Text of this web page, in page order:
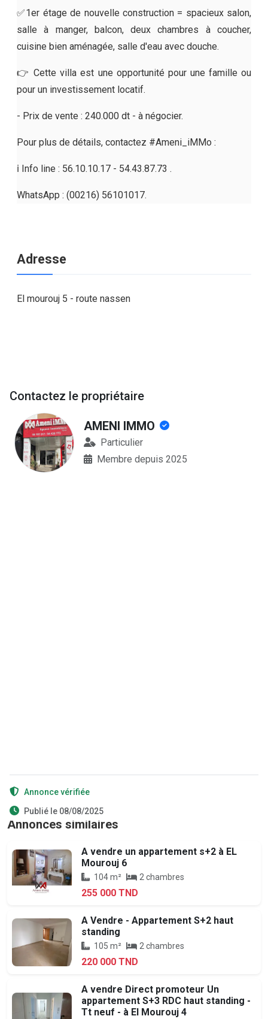
✅1er étage de nouvelle construction = spacieux salon,
salle à manger, balcon, deux chambres à coucher,
cuisine bien aménagée, salle d'eau avec douche.
👉 Cette villa est une opportunité pour une famille ou
pour un investissement locatif.
- Prix de vente : 240.000 dt - à négocier.
Pour plus de détails, contactez #Ameni_iMMo :
ℹ️ Info line : 56.10.10.17 - 54.43.87.73 .
WhatsApp : (00216) 56101017.
Adresse
El mourouj 5 - route nassen
Contactez le propriétaire
AMENI IMMO
Particulier
Membre depuis 2025
Annonce vérifiée
Publié le 08/08/2025
Annonces similaires
A vendre un appartement s+2 à EL
Mourouj 6
104 m² 2 chambres
255 000 TND
A Vendre - Appartement S+2 haut
standing
105 m² 2 chambres
220 000 TND
A vendre Direct promoteur Un
appartement S+3 RDC haut standing -
Tt neuf - à El Mourouj 4